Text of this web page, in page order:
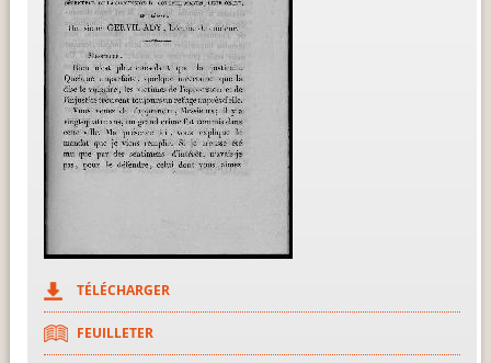
TÉLÉCHARGER
FEUILLETER